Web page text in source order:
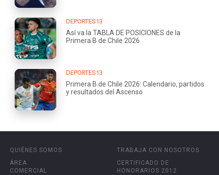
DEPORTES13
Así va la TABLA DE POSICIONES de la
Primera B de Chile 2026
DEPORTES13
Primera B de Chile 2026: Calendario, partidos
y resultados del Ascenso
QUIÉNES SOMOS
ÁREA
COMERCIAL
TRABAJA CON NOSOTROS
CERTIFICADO DE
HONORARIOS 2012